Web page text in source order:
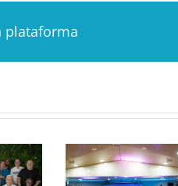
plataforma